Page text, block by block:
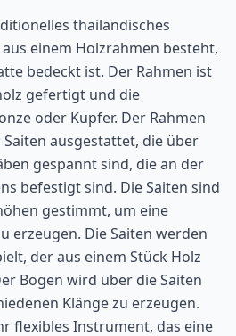
thailändisches
einem Holzrahmen besteht,
bedeckt ist. Der Rahmen ist
gefertigt und die
oder Kupfer. Der Rahmen
ausgestattet, die über
gespannt sind, die an der
befestigt sind. Die Saiten sind
gestimmt, um eine
erzeugen. Die Saiten werden
der aus einem Stück Holz
Bogen wird über die Saiten
Klänge zu erzeugen.
flexibles Instrument, das eine